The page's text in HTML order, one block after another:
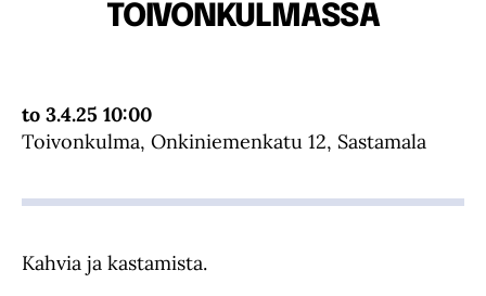
TOIVONKULMASSA
to 3.4.25 10:00
Toivonkulma, Onkiniemenkatu 12, Sastamala
Kahvia ja kastamista.